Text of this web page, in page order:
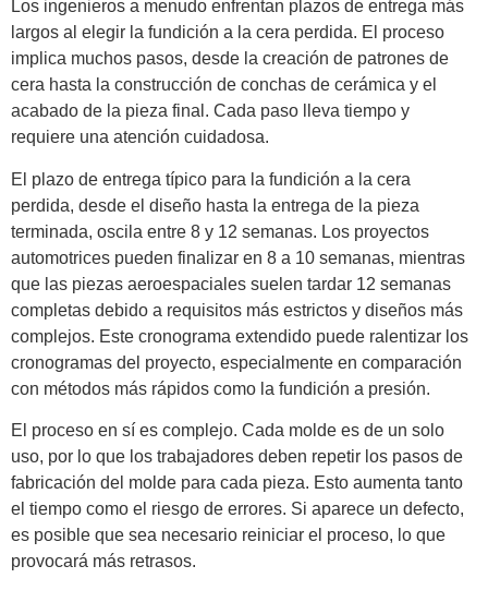
Los ingenieros a menudo enfrentan plazos de entrega más
largos al elegir la fundición a la cera perdida. El proceso
implica muchos pasos, desde la creación de patrones de
cera hasta la construcción de conchas de cerámica y el
acabado de la pieza final. Cada paso lleva tiempo y
requiere una atención cuidadosa.
El plazo de entrega típico para la fundición a la cera
perdida, desde el diseño hasta la entrega de la pieza
terminada, oscila entre 8 y 12 semanas. Los proyectos
automotrices pueden finalizar en 8 a 10 semanas, mientras
que las piezas aeroespaciales suelen tardar 12 semanas
completas debido a requisitos más estrictos y diseños más
complejos. Este cronograma extendido puede ralentizar los
cronogramas del proyecto, especialmente en comparación
con métodos más rápidos como la fundición a presión.
El proceso en sí es complejo. Cada molde es de un solo
uso, por lo que los trabajadores deben repetir los pasos de
fabricación del molde para cada pieza. Esto aumenta tanto
el tiempo como el riesgo de errores. Si aparece un defecto,
es posible que sea necesario reiniciar el proceso, lo que
provocará más retrasos.